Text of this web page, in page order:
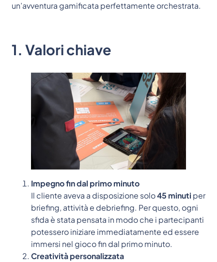
un’avventura gamificata perfettamente orchestrata.
1. Valori chiave
Impegno fin dal primo minuto
Il cliente aveva a disposizione solo45 minuti per
briefing, attività e debriefing. Per questo, ogni
sfida è stata pensata in modo che i partecipanti
potessero iniziare immediatamente ed essere
immersi nel gioco fin dal primo minuto.
Creatività personalizzata